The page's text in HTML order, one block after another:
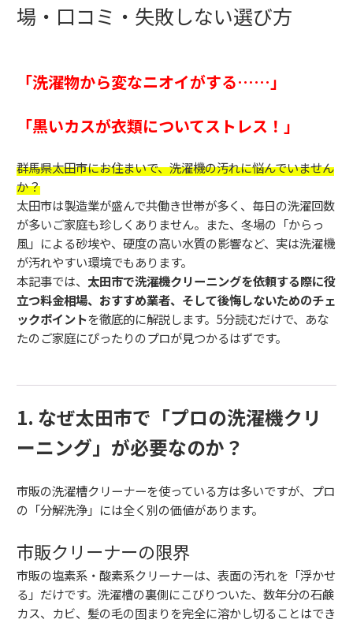
場・口コミ・失敗しない選び方
「洗濯物から変なニオイがする……」
「黒いカスが衣類についてストレス！」
群馬県太田市にお住まいで、洗濯機の汚れに悩んでいません
か？
太田市は製造業が盛んで共働き世帯が多く、毎日の洗濯回数
が多いご家庭も珍しくありません。また、冬場の「からっ
風」による砂埃や、硬度の高い水質の影響など、実は洗濯機
が汚れやすい環境でもあります。
本記事では、 太田市で洗濯機クリーニングを依頼する際に役
立つ料金相場、おすすめ業者、そして後悔しないためのチェ
ックポイントを徹底的に解説します。5分読むだけで、あな
たのご家庭にぴったりのプロが見つかるはずです。
1. なぜ太田市で「プロの洗濯機クリ
ーニング」が必要なのか？
市販の洗濯槽クリーナーを使っている方は多いですが、プロ
の「分解洗浄」には全く別の価値があります。
市販クリーナーの限界
市販の塩素系・酸素系クリーナーは、表面の汚れを「浮かせ
る」だけです。洗濯槽の裏側にこびりついた、数年分の石鹸
カス、カビ、髪の毛の固まりを完全に溶かし切ることはでき